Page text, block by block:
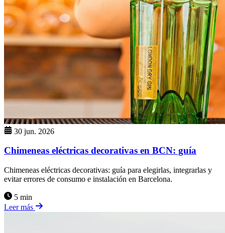
30 jun. 2026
Chimeneas eléctricas decorativas en BCN: guía
Chimeneas eléctricas decorativas: guía para elegirlas, integrarlas y
evitar errores de consumo e instalación en Barcelona.
5 min
Leer más